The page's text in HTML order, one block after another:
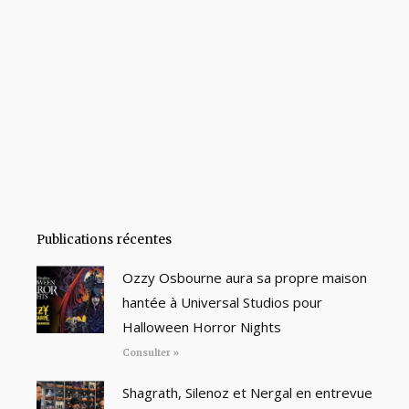
Publications récentes
Ozzy Osbourne aura sa propre maison
hantée à Universal Studios pour
Halloween Horror Nights
Consulter »
Shagrath, Silenoz et Nergal en entrevue